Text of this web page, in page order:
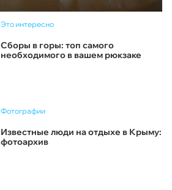
Это интересно
Сборы в горы: топ самого
необходимого в вашем рюкзаке
Фотографии
Известные люди на отдыхе в Крыму:
фотоархив